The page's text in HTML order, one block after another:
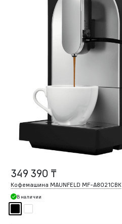
349 390 ₸
Кофемашина MAUNFELD MF-A8021CBK
В наличии